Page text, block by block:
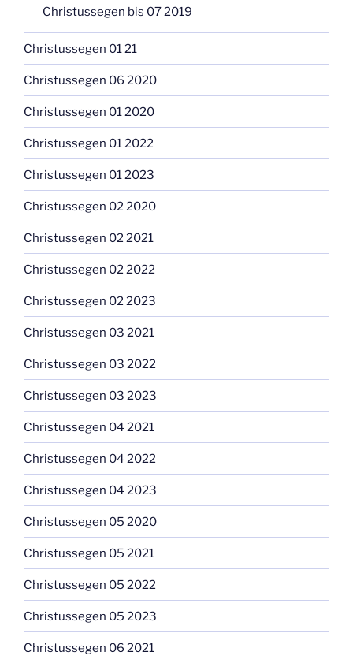
Christussegen bis 07 2019
Christussegen 01 21
Christussegen 06 2020
Christussegen 01 2020
Christussegen 01 2022
Christussegen 01 2023
Christussegen 02 2020
Christussegen 02 2021
Christussegen 02 2022
Christussegen 02 2023
Christussegen 03 2021
Christussegen 03 2022
Christussegen 03 2023
Christussegen 04 2021
Christussegen 04 2022
Christussegen 04 2023
Christussegen 05 2020
Christussegen 05 2021
Christussegen 05 2022
Christussegen 05 2023
Christussegen 06 2021